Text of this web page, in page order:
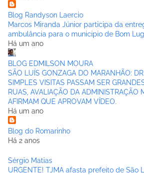
Blog Randyson Laercio
Marcos Miranda Júnior participa da
ambulância para o municipio de Bom
Há um ano
BLOG EDMILSON MOURA
SÃO LUÍS GONZAGA DO MARANHÃO:
SIMPLES VISITAS PASSAM SER
RUAS, AVALIAÇÃO DA ADMINISTRAÇÃO
AFIRMAM QUE APROVAM VÍDEO.
Há um ano
Blog do Romarinho
Há 2 anos
Sérgio Matias
URGENTE! TJMA afasta prefeito de São